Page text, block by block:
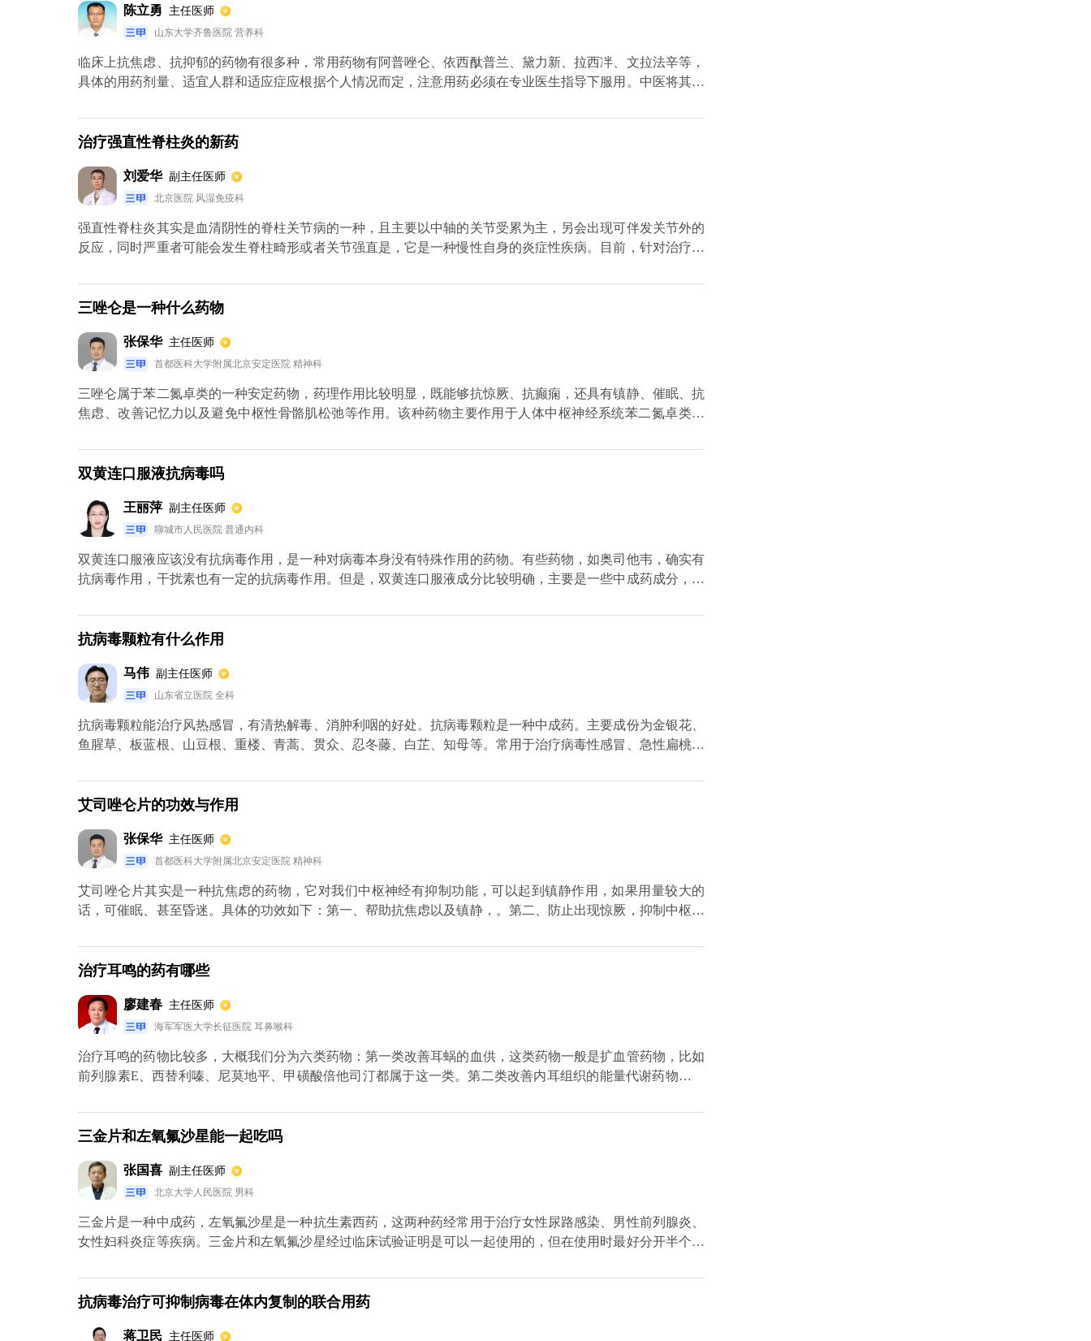
陈立勇 主任医师
山东大学齐鲁医院 营养科
临床上抗焦虑、抗抑郁的药物有很多种，常用药物有阿普唑仑、依西酞普兰、黛力新、拉西冸、文拉法辛等，
具体的用药剂量、适宜人群和适应症应根据个人情况而定，注意用药必须在专业医生指导下服用。中医将其分
治疗强直性脊柱炎的新药
刘爱华 副主任医师
北京医院 风湿免疫科
强直性脊柱炎其实是血清阴性的脊柱关节病的一种，且主要以中轴的关节受累为主，另会出现可伴发关节外的
反应，同时严重者可能会发生脊柱畸形或者关节强直是，它是一种慢性自身的炎症性疾病。目前，针对治疗强
的生物制剂：TNF-α抑制剂，主功能是介导炎症，同时能够达到免疫调节的作用，常用的新药有英夫利昔单
抗，或依那西普和阿达木单抗等三种。特别注意这类药物是会也有一定的不良反应和缺陷的，而且其价格是非
三唑仑是一种什么药物
张保华 主任医师
首都医科大学附属北京安定医院 精神科
三唑仑属于苯二氮卓类的一种安定药物，药理作用比较明显，既能够抗惊厥、抗癫痫，还具有镇静、催眠、抗
焦虑、改善记忆力以及避免中枢性骨骼肌松弛等作用。该种药物主要作用于人体中枢神经系统苯二氮卓类受
该种药物所起到的镇静和骨骼肌松弛有一定关系。随着药物应用时，用药剂量不断加大，患者会逐渐出现轻度
镇静、催眠以及昏迷。虽然该种药物作用明显，但是服用着很容易出现身体以及心理依赖，在停药之后会有撤
双黄连口服液抗病毒吗
王丽萍 副主任医师
聊城市人民医院 普通内科
双黄连口服液应该没有抗病毒作用，是一种对病毒本身没有特殊作用的药物。有些药物，如奥司他韦，确实有
抗病毒作用，干扰素也有一定的抗病毒作用。但是，双黄连口服液成分比较明确，主要是一些中成药成分，金
症治疗，也可用于治疗发热、咳嗽、咽喉肿痛。双黄连口服液无抗病毒作用。没有治疗病毒的特效药。如果是
病毒引起的上呼吸道感染，它通常有一定的自我限制。即使不治疗，也能在7天左右治愈。使用双黄连口服液
抗病毒颗粒有什么作用
马伟 副主任医师
山东省立医院 全科
抗病毒颗粒能治疗风热感冒，有清热解毒、消肿利咽的好处。抗病毒颗粒是一种中成药。主要成份为金银花、
鱼腥草、板蓝根、山豆根、重楼、青蒿、贯众、忍冬藤、白芷、知母等。常用于治疗病毒性感冒、急性扁桃体
期间应注意避免吃辛辣、刺激性强的快餐；高脂肪、难消化的快餐；服药期间不宜服用滋补性中药；服药三天
后如无缓解，建议到医院治疗，以免误诊。
艾司唑仑片的功效与作用
张保华 主任医师
首都医科大学附属北京安定医院 精神科
艾司唑仑片其实是一种抗焦虑的药物，它对我们中枢神经有抑制功能，可以起到镇静作用，如果用量较大的
话，可催眠、甚至昏迷。具体的功效如下：第一、帮助抗焦虑以及镇静，。第二、防止出现惊厥，抑制中枢神
五、分泌入乳汁。第六、容易上瘾，有极少数的人容易出现过敏等情况。
治疗耳鸣的药有哪些
廖建春 主任医师
海军军医大学长征医院 耳鼻喉科
治疗耳鸣的药物比较多，大概我们分为六类药物：第一类改善耳蜗的血供，这类药物一般是扩血管药物，比如
前列腺素E、西替利嗪、尼莫地平、甲磺酸倍他司汀都属于这一类。第二类改善内耳组织的能量代谢药物，主
药物对神经轴突的结合处是有阻滞的作用，抑制神经的兴奋。第四类药物是一种肌松剂，临床上比较少用，像
米奥纳尔。第五种抗焦虑、抗抑郁药，比如艾司唑仑。第六类药物主要是银杏制剂，中成药。
三金片和左氧氟沙星能一起吃吗
张国喜 副主任医师
北京大学人民医院 男科
三金片是一种中成药，左氧氟沙星是一种抗生素西药，这两种药经常用于治疗女性尿路感染、男性前列腺炎、
女性妇科炎症等疾病。三金片和左氧氟沙星经过临床试验证明是可以一起使用的，但在使用时最好分开半个小
感菌引起的泌尿生殖道感染、呼吸道感染、妇科感染等等各种感染。这两种配在一起治疗炎症效果不错。
抗病毒治疗可抑制病毒在体内复制的联合用药
蒋卫民 主任医师